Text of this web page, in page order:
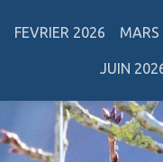
FEVRIER 2026
JUIN